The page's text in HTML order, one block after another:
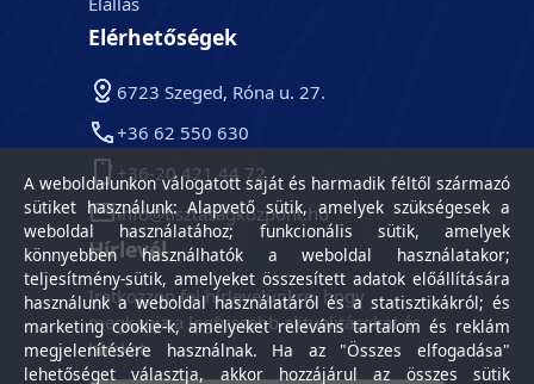
Elérhetőségek
6723 Szeged, Róna u. 27.
+36 62 550 630
+36-20 421 44 72
info@tisztasagkozpont.hu
Hírlevél
Iratkozzon fel hírlevelünkre, hogy
megkapja a legfrissebb aktualitásokat és
híreket.
A weboldalunkon válogatott saját és harmadik féltől származó
sütiket használunk: Alapvető sütik, amelyek szükségesek a
weboldal használatához; funkcionális sütik, amelyek
könnyebben használhatók a weboldal használatakor;
teljesítmény-sütik, amelyeket összesített adatok előállítására
használunk a weboldal használatáról és a statisztikákról; és
marketing cookie-k, amelyeket releváns tartalom és reklám
megjelenítésére használnak. Ha az "Összes elfogadása"
lehetőséget választja, akkor hozzájárul az összes sütik